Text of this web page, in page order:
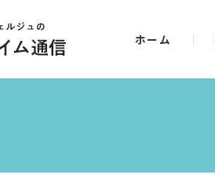
ホーム